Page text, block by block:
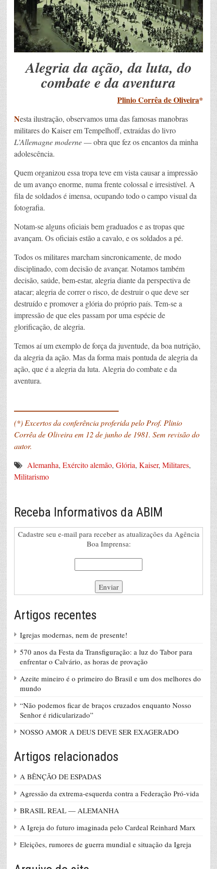
Alegria da ação, da luta, do
combate e da aventura
Plinio Corrêa de Oliveira*
Nesta ilustração, observamos uma das famosas manobras
militares do Kaiser em Tempelhoff, extraídas do livro
L’Allemagne moderne— obra que fez os encantos da minha
adolescência.
Quem organizou essa tropa teve em vista causar a impressão
de um avanço enorme, numa frente colossal e irresistível. A
fila de soldados é imensa, ocupando todo o campo visual da
fotografia.
Notam-se alguns oficiais bem graduados e as tropas que
avançam. Os oficiais estão a cavalo, e os soldados a pé.
Todos os militares marcham sincronicamente, de modo
disciplinado, com decisão de avançar. Notamos também
decisão, saúde, bem-estar, alegria diante da perspectiva de
atacar; alegria de correr o risco, de destruir o que deve ser
destruído e promover a glória do próprio país. Tem-se a
impressão de que eles passam por uma espécie de
glorificação, de alegria.
Temos aí um exemplo de força da juventude, da boa nutrição,
da alegria da ação. Mas da forma mais pontuda de alegria da
ação, que é a alegria da luta. Alegria do combate e da
aventura.
(*) Excertos da conferência proferida pelo Prof. Plinio
Corrêa de Oliveira em 12 de junho de 1981. Sem revisão do
autor.
Alemanha, Exército alemão, Glória, Kaiser, Militares,
Militarismo
Receba Informativos da ABIM
Cadastre seu e-mail para receber as atualizações da Agência
Boa Imprensa:
Artigos recentes
Igrejas modernas, nem de presente!
570 anos da Festa da Transfiguração: a luz do Tabor para
enfrentar o Calvário, as horas de provação
Azeite mineiro é o primeiro do Brasil e um dos melhores do
mundo
“Não podemos ficar de braços cruzados enquanto Nosso
Senhor é ridicularizado”
NOSSO AMOR A DEUS DEVE SER EXAGERADO
Artigos relacionados
A BÊNÇÃO DE ESPADAS
Agressão da extrema-esquerda contra a Federação Pró-vida
BRASIL REAL — ALEMANHA
A Igreja do futuro imaginada pelo Cardeal Reinhard Marx
Eleições, rumores de guerra mundial e situação da Igreja